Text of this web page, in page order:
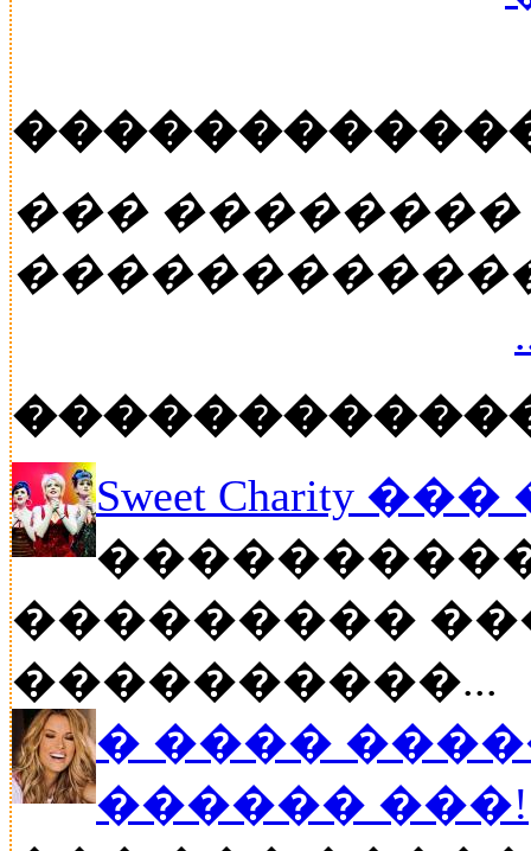
���
Sweet Charity
���������
����������...
� ����
������ ���!